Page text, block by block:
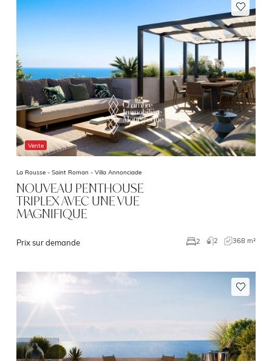
Vente
La Rousse - Saint Roman - Villa Annonciade
NOUVEAU PENTHOUSE
TRIPLEX AVEC UNE VUE
MAGNIFIQUE
Prix sur demande 2 2 368 m²